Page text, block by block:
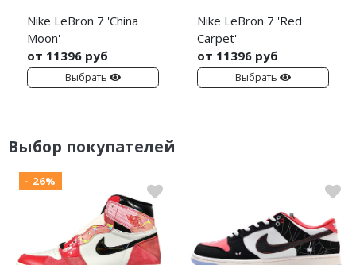
Nike LeBron 7 'China
Moon'
от 11396 руб
Выбрать
Nike LeBron 7 'Red
Carpet'
от 11396 руб
Выбрать
Выбор покупателей
- 26%